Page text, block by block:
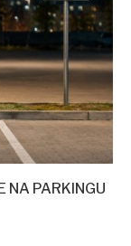
NA PARKINGU